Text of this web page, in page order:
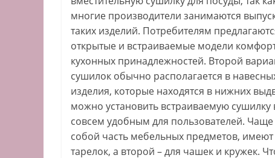
многие производители занимаются
таких изделий. Потребителям
открытые и встраиваемые модели
кухонных принадлежностей. Второй
сушилок обычно располагается в
изделия, которые находятся в нижних
можно установить встраиваемую сушилку
совсем удобным для пользователей.
собой часть мебельных предметов,
тарелок, а второй – для чашек и кружек.